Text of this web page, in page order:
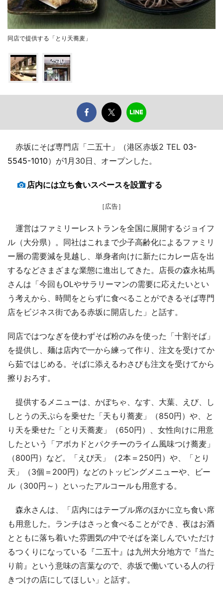
同店で提供する「とり天蕎麦」
赤坂にそば専門店「二五十」（港区赤坂2 TEL 03-
5545-1010）が1月30日、オープンした。
店内には立ち食いスペースを設置する
［広告］
運営はファミリーレストランを全国に展開するジョイフ
ル（大分県）。同社はこれまで少子高齢化によるファミリ
ー層の需要減を見越し、単身者向けに新たにカレー店を出
するなどさまざまな業態に進出してきた。店長の森永祐馬
さんは「今回もOLやサラリーマンの需要に応えたいとい
う考えから、時間をとらずに食べることができるそば専門
店をビジネス街である赤坂に開店した」と話す。
同店ではつなぎを使わずそば粉のみを使った「十割そば」
を提供し、麺は店内で一から練って作り、注文を受けてか
ら茹ではじめる。そばに添えるわさびも注文を受けてから
擦りおろす。
提供するメニューは、かぼちゃ、なす、大葉、えび、し
しとうの天ぷらを乗せた「天もり蕎麦」（850円）や、と
り天を乗せた「とり天蕎麦」（650円）、女性向けに用意
したという「アボカドとパクチーのライム風味つけ蕎麦」
（800円）など。「えび天」（2本＝250円）や、「とり
天」（3個＝200円）などのトッピングメニューや、ビー
ル（300円～）といったアルコールも用意する。
森永さんは、「店内にはテーブル席のほかに立ち食い席
も用意した。ランチはさっと食べることができ、夜はお酒
とともに落ち着いた雰囲気の中でそばを楽しんでいただけ
るつくりになっている『二五十』は九州大分地方で『当た
り前』という意味の言葉なので、赤坂で働いている人の行
きつけの店にしてほしい」と話す。